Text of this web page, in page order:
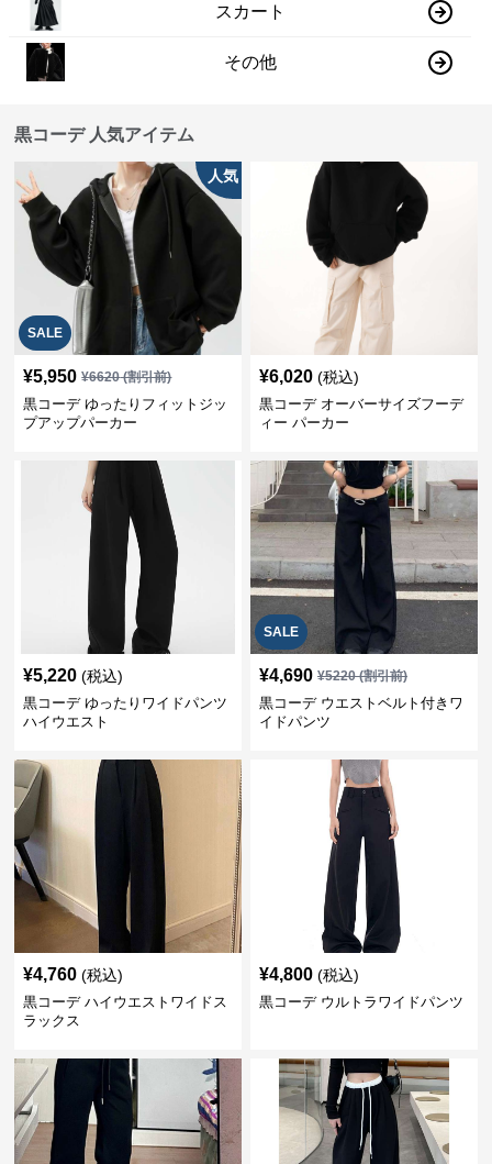
スカート
その他
黒コーデ 人気アイテム
SALE
人気
¥5,950 ¥6620(割引前)
黒コーデ ゆったりフィットジッ
プアップパーカー
¥6,020 (税込)
黒コーデ オーバーサイズフーデ
ィー パーカー
¥5,220 (税込)
黒コーデ ゆったりワイドパンツ
ハイウエスト
SALE
¥4,690 ¥5220(割引前)
黒コーデ ウエストベルト付きワ
イドパンツ
¥4,760 (税込)
黒コーデ ハイウエストワイドス
ラックス
¥4,800 (税込)
黒コーデ ウルトラワイドパンツ